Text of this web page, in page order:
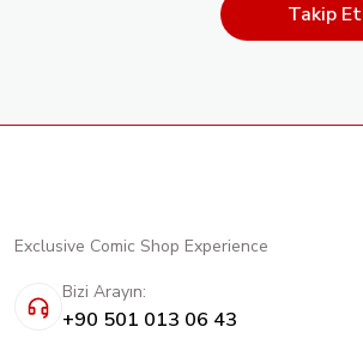
Takip Et
Exclusive Comic Shop Experience
Bizi Arayın:
+90 501 013 06 43